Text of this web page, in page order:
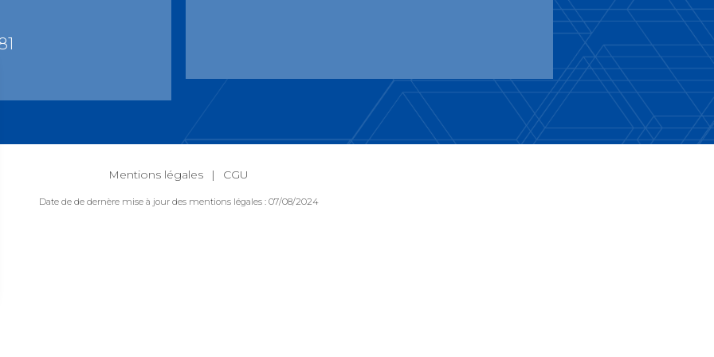
Mentions légales CGU
Date de de dernère mise à jour des mentions légales : 07/08/2024
confidentialité, en garantissant la conformité avec les réglementations. Personnalisez vos préférences pour contrôler la manière dont